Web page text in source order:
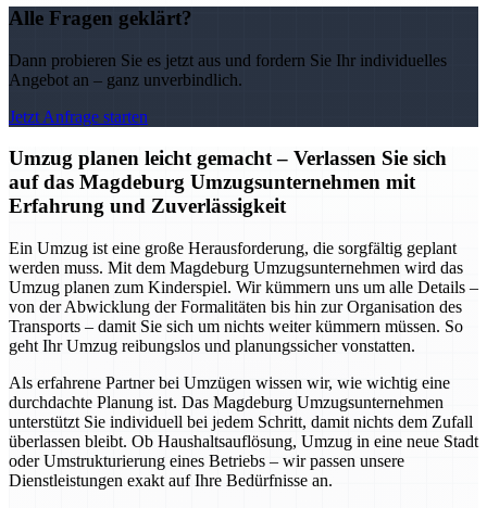
Alle Fragen geklärt?
Dann probieren Sie es jetzt aus und fordern Sie Ihr individuelles
Angebot an – ganz unverbindlich.
Jetzt Anfrage starten
Umzug planen leicht gemacht – Verlassen Sie sich
auf das Magdeburg Umzugsunternehmen mit
Erfahrung und Zuverlässigkeit
Ein Umzug ist eine große Herausforderung, die sorgfältig geplant
werden muss. Mit dem Magdeburg Umzugsunternehmen wird das
Umzug planen zum Kinderspiel. Wir kümmern uns um alle Details –
von der Abwicklung der Formalitäten bis hin zur Organisation des
Transports – damit Sie sich um nichts weiter kümmern müssen. So
geht Ihr Umzug reibungslos und planungssicher vonstatten.
Als erfahrene Partner bei Umzügen wissen wir, wie wichtig eine
durchdachte Planung ist. Das Magdeburg Umzugsunternehmen
unterstützt Sie individuell bei jedem Schritt, damit nichts dem Zufall
überlassen bleibt. Ob Haushaltsauflösung, Umzug in eine neue Stadt
oder Umstrukturierung eines Betriebs – wir passen unsere
Dienstleistungen exakt auf Ihre Bedürfnisse an.